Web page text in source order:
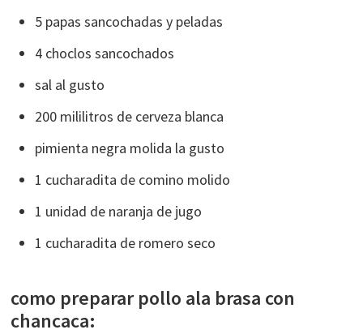
5 papas sancochadas y peladas
4 choclos sancochados
sal al gusto
200 mililitros de cerveza blanca
pimienta negra molida la gusto
1 cucharadita de comino molido
1 unidad de naranja de jugo
1 cucharadita de romero seco
como preparar pollo ala brasa con
chancaca: